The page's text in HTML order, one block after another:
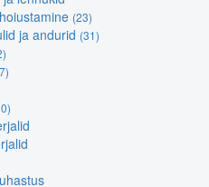
(23)
ja andurid (31)